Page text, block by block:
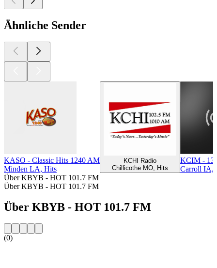
Ähnliche Sender
KASO - Classic Hits 1240 AM
Minden LA, Hits
KCHI Radio
Chillicothe MO, Hits
KCIM -
Carroll IA,
Über KBYB - HOT 101.7 FM
Über KBYB - HOT 101.7 FM
Über KBYB - HOT 101.7 FM
(0)